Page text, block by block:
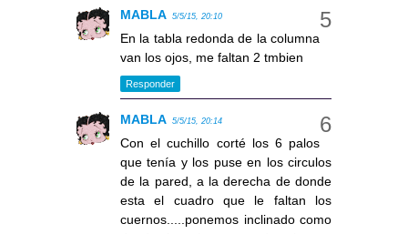
MABLA 5/5/15, 20:10
En la tabla redonda de la columna
van los ojos, me faltan 2 tmbien
Responder
MABLA 5/5/15, 20:14
Con el cuchillo corté los 6 palos
que tenía y los puse en los circulos
de la pared, a la derecha de donde
esta el cuadro que le faltan los
cuernos.....ponemos inclinado como